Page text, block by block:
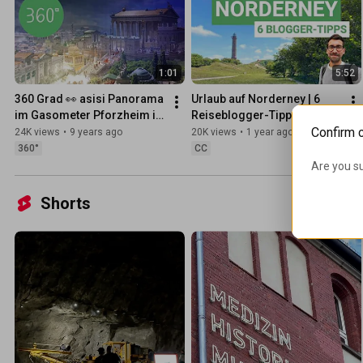
1:01
360 Grad 👀 asisi Panorama
im Gasometer Pforzheim in
60 Sekunden
24K views • 9 years ago
360°
5:52
Urlaub auf Norderney | 6
Reiseblogger-Tipps
20K views • 1 year ago
CC
Shorts
Confirm
Are you